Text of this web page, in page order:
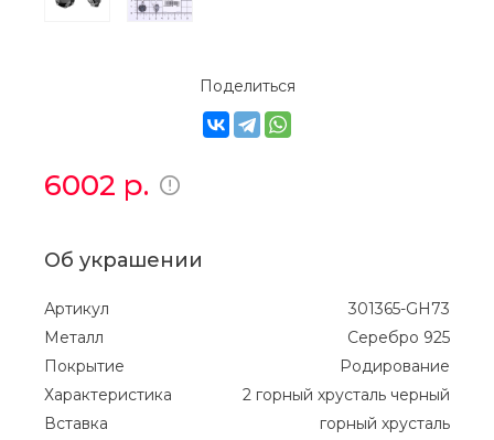
Поделиться
6002 р.
Об украшении
Артикул
301365-GH73
Металл
Серебро 925
Покрытие
Родирование
Характеристика
2 горный хрусталь черный
Вставка
горный хрусталь